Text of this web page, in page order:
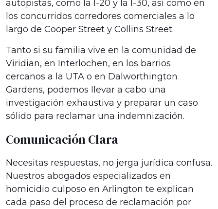
autopistas, como la I-20 y la I-30, así como en
los concurridos corredores comerciales a lo
largo de Cooper Street y Collins Street.
Tanto si su familia vive en la comunidad de
Viridian, en Interlochen, en los barrios
cercanos a la UTA o en Dalworthington
Gardens, podemos llevar a cabo una
investigación exhaustiva y preparar un caso
sólido para reclamar una indemnización.
Comunicación Clara
Necesitas respuestas, no jerga jurídica confusa.
Nuestros abogados especializados en
homicidio culposo en Arlington te explican
cada paso del proceso de reclamación por